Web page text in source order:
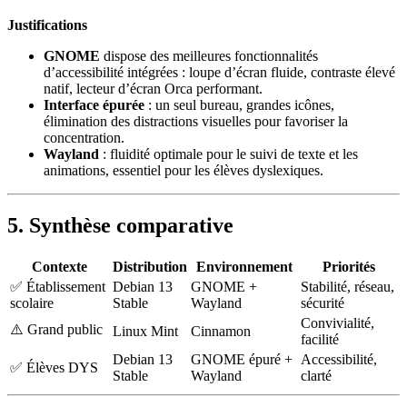
Justifications
GNOME dispose des meilleures fonctionnalités
d’accessibilité intégrées : loupe d’écran fluide, contraste élevé
natif, lecteur d’écran Orca performant.
Interface épurée : un seul bureau, grandes icônes,
élimination des distractions visuelles pour favoriser la
concentration.
Wayland : fluidité optimale pour le suivi de texte et les
animations, essentiel pour les élèves dyslexiques.
5. Synthèse comparative
Contexte Distribution Environnement
Priorités
✅ Établissement
scolaire
Debian 13
Stable
GNOME +
Wayland
Stabilité, réseau,
sécurité
⚠️ Grand public
Linux Mint Cinnamon
Convivialité,
facilité
✅ Élèves DYS
Debian 13
Stable
GNOME épuré +
Wayland
Accessibilité,
clarté